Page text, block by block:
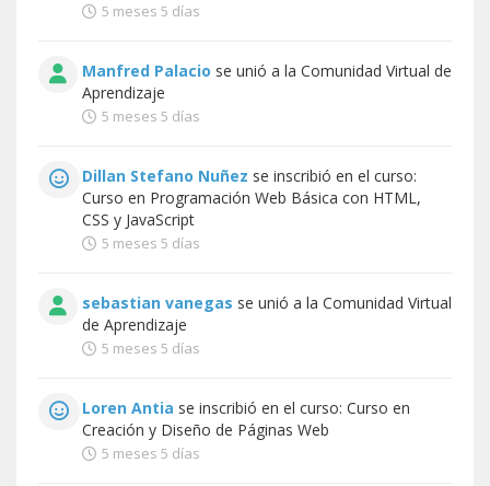
5 meses 5 días
Manfred Palacio se unió a la Comunidad Virtual de
Aprendizaje
5 meses 5 días
Dillan Stefano Nuñez se inscribió en el curso:
Curso en Programación Web Básica con HTML,
CSS y JavaScript
5 meses 5 días
sebastian vanegas se unió a la Comunidad Virtual
de Aprendizaje
5 meses 5 días
Loren Antia se inscribió en el curso: Curso en
Creación y Diseño de Páginas Web
5 meses 5 días